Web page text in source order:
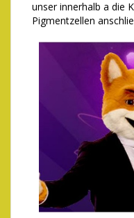
unser innerhalb a die
Pigmentzellen